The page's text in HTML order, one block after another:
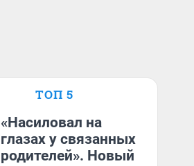
ТОП 5
«Насиловал на
глазах у связанных
родителей». Новый